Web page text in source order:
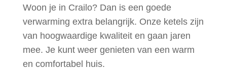
Woon je in Crailo? Dan is een goede
verwarming extra belangrijk. Onze ketels zijn
van hoogwaardige kwaliteit en gaan jaren
mee. Je kunt weer genieten van een warm
en comfortabel huis.